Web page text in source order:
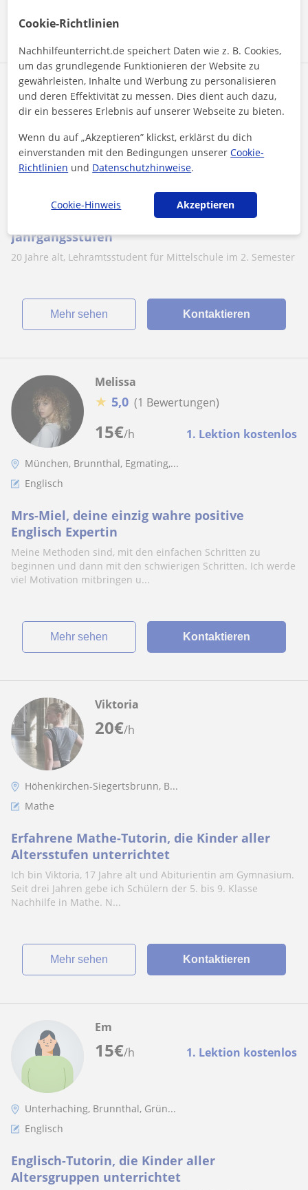
Mehr sehen
8€/h 1. Lektion kostenlos
David Leopold
Taufkirchen, Brunnthal, Neubi...
Nachhilfeunterricht Deutsch für alle
Jahrgangsstufen
20 Jahre alt, Lehramtsstudent für Mittelschule im 2. Semester
Mehr sehen Kontaktieren
15€/h 1. Lektion kostenlos
Melissa
★ 5,0 (1 Bewertungen)
München, Brunnthal, Egmating,...
Englisch
Mrs-Miel, deine einzig wahre positive
Englisch Expertin
Meine Methoden sind, mit den einfachen Schritten zu
beginnen und dann mit den schwierigen Schritten. Ich werde
viel Motivation mitbringen u...
Mehr sehen Kontaktieren
20€/h
Viktoria
Höhenkirchen-Siegertsbrunn, B...
Mathe
Erfahrene Mathe-Tutorin, die Kinder aller
Altersstufen unterrichtet
Ich bin Viktoria, 17 Jahre alt und Abiturientin am Gymnasium.
Seit drei Jahren gebe ich Schülern der 5. bis 9. Klasse
Nachhilfe in Mathe. N...
Mehr sehen Kontaktieren
15€/h 1. Lektion kostenlos
Em
Unterhaching, Brunnthal, Grün...
Englisch
Englisch-Tutorin, die Kinder aller
Altersgruppen unterrichtet
Cookie-Richtlinien
Nachhilfeunterricht.de speichert Daten wie z. B. Cookies,
um das grundlegende Funktionieren der Website zu
gewährleisten, Inhalte und Werbung zu personalisieren
und deren Effektivität zu messen. Dies dient auch dazu,
dir ein besseres Erlebnis auf unserer Webseite zu bieten.
Wenn du auf „Akzeptieren” klickst, erklärst du dich
einverstanden mit den Bedingungen unsererCookie-
Richtlinien und Datenschutzhinweise.
Cookie-Hinweis Akzeptieren